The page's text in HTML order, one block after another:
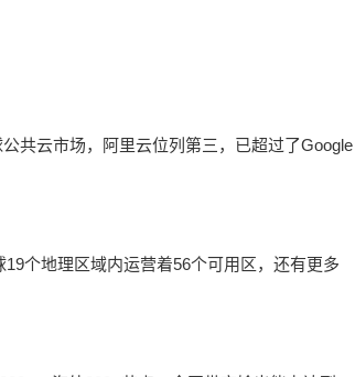
共云市场，阿里云位列第三，已超过了Google
个地理区域内运营着56个可用区，还有更多